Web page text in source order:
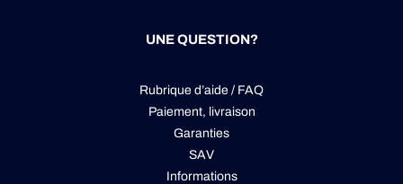
UNE QUESTION?
Rubrique d’aide / FAQ
Paiement, livraison
Garanties
SAV
Informations